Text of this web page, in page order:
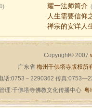
·耀一法师简介
· 人生需要信仰
·禅宗的安详人
Copyright© 2007
广东省 梅州千佛塔寺版权所
话:0753－2290362 传真
:千佛塔寺佛教文化传播中心 粤